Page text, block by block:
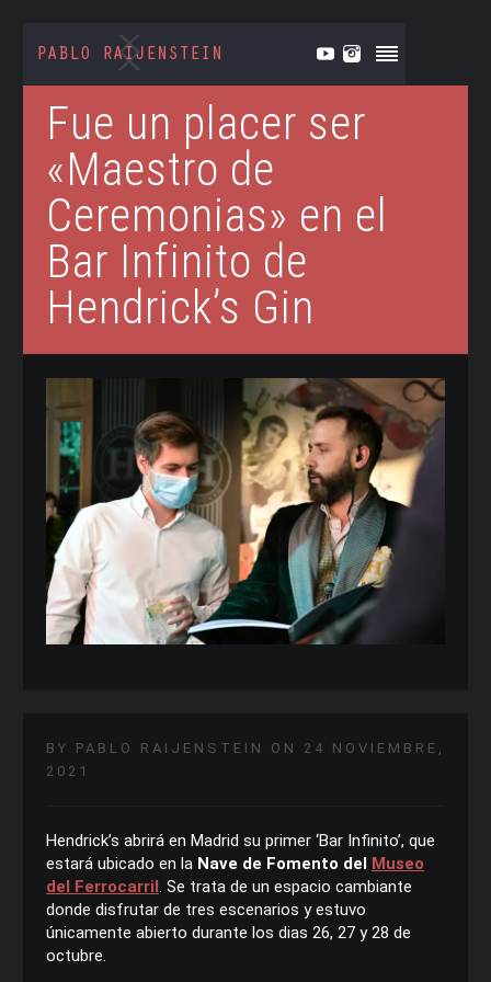
Fue un placer ser
«Maestro de
Ceremonias» en el
Bar Infinito de
Hendrick’s Gin
BY PABLO RAIJENSTEIN ON 24 NOVIEMBRE,
2021
Hendrick’s abrirá en Madrid su primer ‘Bar Infinito’, que
estará ubicado en la Nave de Fomento del Museo
del Ferrocarril. Se trata de un espacio cambiante
donde disfrutar de tres escenarios y estuvo
únicamente abierto durante los dias 26, 27 y 28 de
octubre.